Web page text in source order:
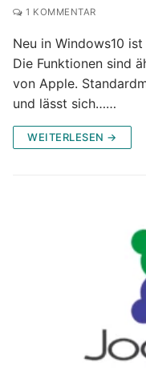
1 KOMMENTAR
Neu in Windows10
Die Funktionen sind
von Apple.
und lässt sich……
WEITERLESEN →